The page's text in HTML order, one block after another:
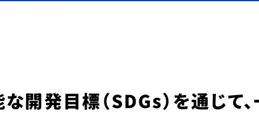
開発目標（SDGs）を通じて